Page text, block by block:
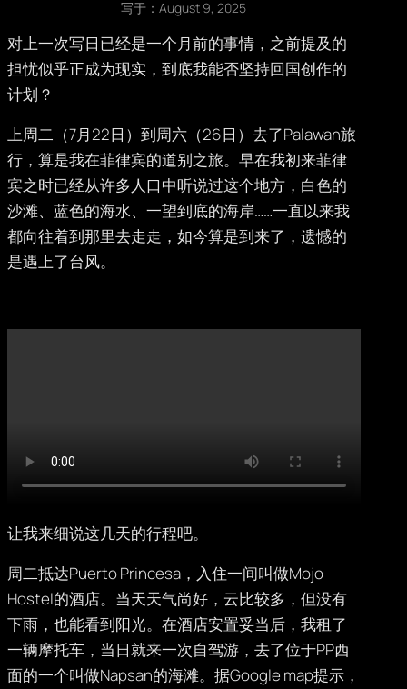
写于：August 9, 2025
对上一次写日已经是一个月前的事情，之前提及的
担忧似乎正成为现实，到底我能否坚持回国创作的
计划？
上周二（7月22日）到周六（26日）去了Palawan旅
行，算是我在菲律宾的道别之旅。早在我初来菲律
宾之时已经从许多人口中听说过这个地方，白色的
沙滩、蓝色的海水、一望到底的海岸……一直以来我
都向往着到那里去走走，如今算是到来了，遗憾的
是遇上了台风。
让我来细说这几天的行程吧。
周二抵达Puerto Princesa，入住一间叫做Mojo
Hostel的酒店。当天天气尚好，云比较多，但没有
下雨，也能看到阳光。在酒店安置妥当后，我租了
一辆摩托车，当日就来一次自驾游，去了位于PP西
面的一个叫做Napsan的海滩。据Google map提示，